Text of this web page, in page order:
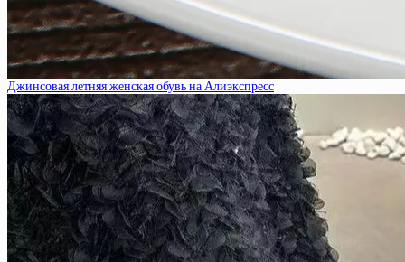
Джинсовая летняя женская обувь на Алиэкспресс